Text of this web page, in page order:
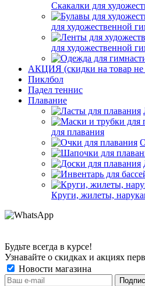
Скакалки для
для художественной
для художественной
АКЦИЯ (скидки на товар не
Пиклбол
Падел теннис
Плавание
для плавания
Круги, жилеты,
Будьте всегда в курсе!
Узнавайте о скидках и акциях
Новости магазина